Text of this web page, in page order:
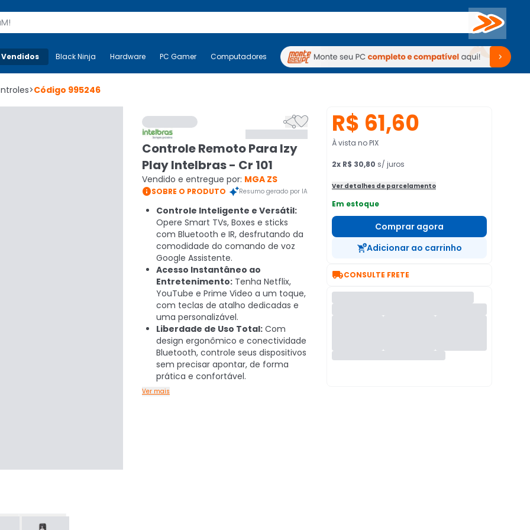
Buscar
Mais-v- Black Ninja Hardware PC Gamer Computadores Periféricos TV Venda no KaBuM!
Black Ninja Hardware PC Gamer Computadores Periféricos TV Venda no KaBuM!
>Código 995246

Controle Remoto Para Izy
Play Intelbras - Cr 101
Vendido e entregue por: MGA ZS
SOBRE O PRODUTO Resumo gerado por IA
Controle Inteligente e Versátil:
Opere Smart TVs, Boxes e sticks
com Bluetooth e IR, desfrutando da
comodidade do comando de voz
Google Assistente.
Acesso Instantâneo ao
Entretenimento: Tenha Netflix,
YouTube e Prime Video a um toque,
com teclas de atalho dedicadas e
uma personalizável.
Liberdade de Uso Total: Com
design ergonômico e conectividade
Bluetooth, controle seus dispositivos
sem precisar apontar, de forma
prática e confortável.
Ver mais
R$ 61,60
À vista no PIX
2x R$ 30,80 s/ juros
Ver detalhes de parcelamento
Em estoque
Comprar agora
Adicionar ao carrinho
CONSULTE FRETE